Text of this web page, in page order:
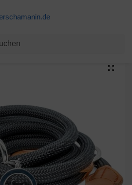
/ Lovebay Reflektierende Hundeleine, Geflochten Doppelleine Multifunktional, 4-Fach verstellbar Joggingleine, 2,5m lang, 10mm Durchmesser für kleine/mittlere/große Hunde, Nylon (Schwarz)